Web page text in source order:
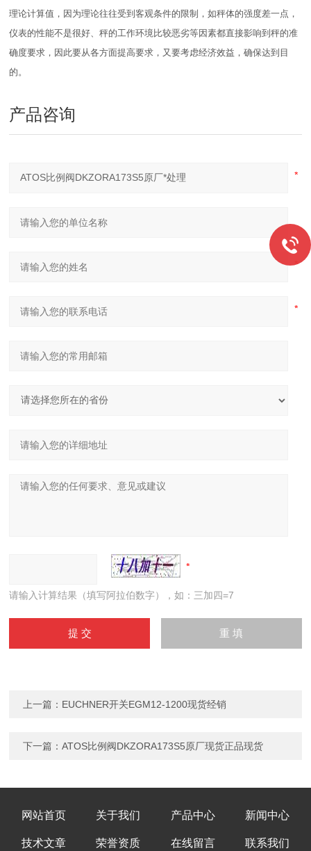
理论计算值，因为理论往往受到客观条件的限制，如秤体的强度差一点，
仪表的性能不是很好、秤的工作环境比较恶劣等因素都直接影响到秤的准
确度要求，因此要从各方面提高要求，又要考虑经济效益，确保达到目
的。
产品咨询
请输入计算结果（填写阿拉伯数字），如：三加四=7
上一篇： EUCHNER开关EGM12-1200现货经销
下一篇：ATOS比例阀DKZORA173S5原厂现货正品现货
网站首页 关于我们 产品中心 新闻中心
技术文章 荣誉资质 在线留言 联系我们